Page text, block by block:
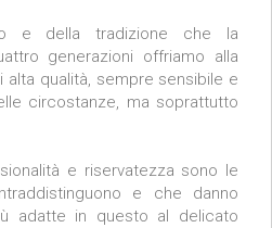
e della tradizione che la
generazioni offriamo alla
alta qualità, sempre sensibile e
circostanze, ma soprattutto
e riservatezza sono le
e che danno
adatte in questo al delicato